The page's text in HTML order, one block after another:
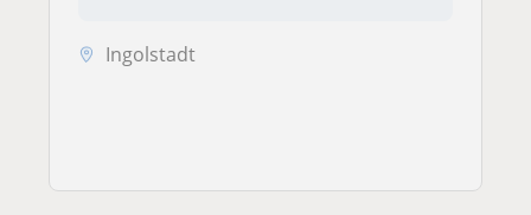
Ingolstadt